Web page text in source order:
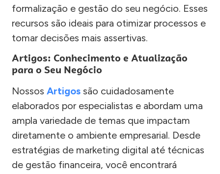
formalização e gestão do seu negócio. Esses
recursos são ideais para otimizar processos e
tomar decisões mais assertivas.
Artigos: Conhecimento e Atualização
para o Seu Negócio
Nossos Artigos são cuidadosamente
elaborados por especialistas e abordam uma
ampla variedade de temas que impactam
diretamente o ambiente empresarial. Desde
estratégias de marketing digital até técnicas
de gestão financeira, você encontrará